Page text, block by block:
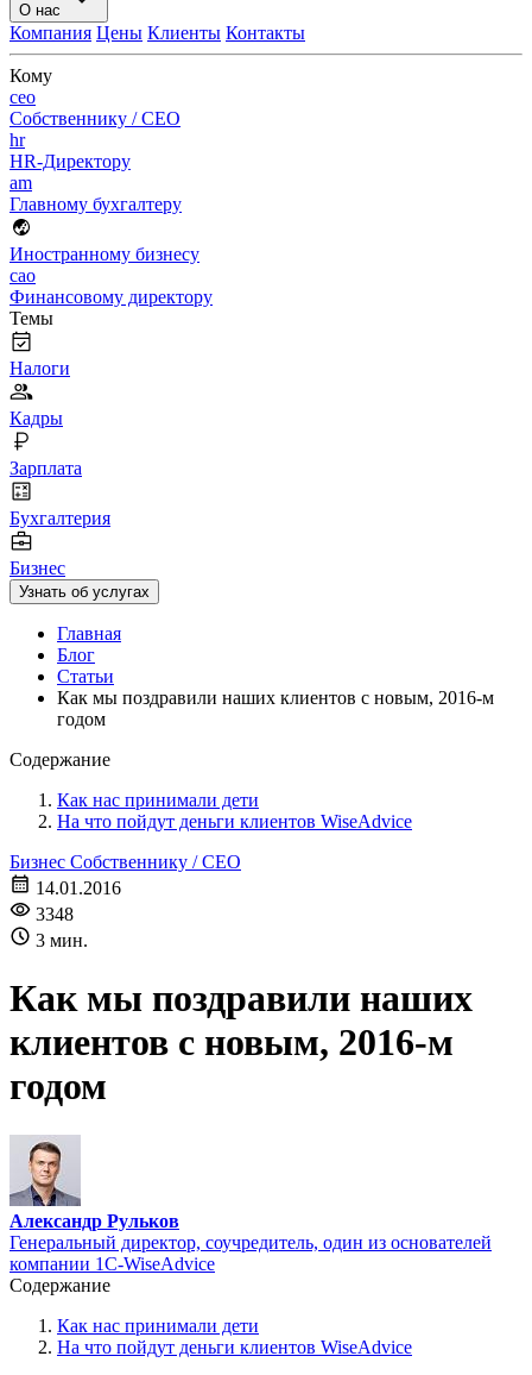
О нас
Компания Цены Клиенты Контакты
Кому
ceo
Собственнику / CEO
hr
HR-Директору
am
Главному бухгалтеру
Иностранному бизнесу
cao
Финансовому директору
Темы
Налоги
Кадры
Зарплата
Бухгалтерия
Бизнес
Узнать об услугах
Главная
Блог
Статьи
Как мы поздравили наших клиентов с новым, 2016-м
годом
Содержание
Как нас принимали дети
На что пойдут деньги клиентов WiseAdvice
Бизнес Собственнику / CEO
14.01.2016
3348
3 мин.
Как мы поздравили наших
клиентов с новым, 2016-м
годом
Александр Рульков
Генеральный директор, соучредитель, один из основателей
компании 1С-WiseAdvice
Содержание
Как нас принимали дети
На что пойдут деньги клиентов WiseAdvice